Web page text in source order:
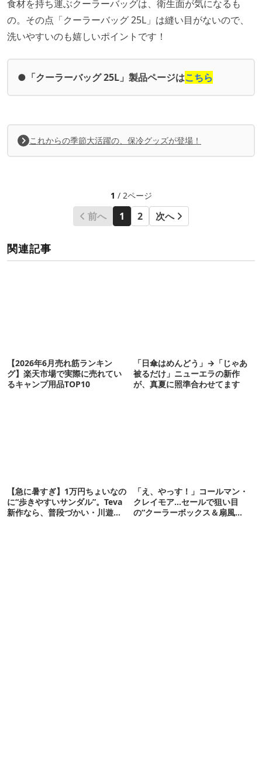
食材を持ち運ぶクーラーバッグは、衛生面が気になるも
の。その点「クーラーバッグ 25L」は縫い目がないので、
洗いやすいのも嬉しいポイントです！
● 「クーラーバッグ 25L」製品ページはこちら
これからの季節大活躍の、保冷グッズが登場！
1 / 2ページ
前へ 1 2 次へ
関連記事
【2026年6月売れ筋ランキン
グ】楽天市場で実際に売れてい
るキャンプ用品TOP10
「日傘はめんどう」→「じゃあ
被るだけ」ニューエラの新作
が、真夏に照準合わせてます
【急に暑すぎ】1万円ちょいなの
に“歩きやすいサンダル”。Teva
新作なら、普段づかい・川遊
「え、やっす！」コールマン・
クレイモア…セールで狙い目
の“クーラーボックス＆扇風